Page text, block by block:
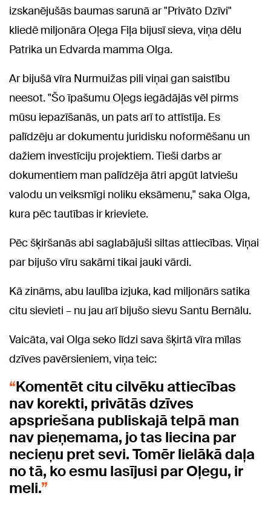
izskanējušās baumas sarunā ar "Privāto Dzīvi"
kliedē miljonāra Oļega Fiļa bijusī sieva, viņa dēlu
Patrika un Edvarda mamma Olga.
Ar bijušā vīra Nurmuižas pili viņai gan saistību
neesot. "Šo īpašumu Oļegs iegādājās vēl pirms
mūsu iepazīšanās, un pats arī to attīstīja. Es
palīdzēju ar dokumentu juridisku noformēšanu un
dažiem investīciju projektiem. Tieši darbs ar
dokumentiem man palīdzēja ātri apgūt latviešu
valodu un veiksmīgi noliku eksāmenu," saka Olga,
kura pēc tautības ir krieviete.
Pēc šķiršanās abi saglabājuši siltas attiecības. Viņai
par bijušo vīru sakāmi tikai jauki vārdi.
Kā zināms, abu laulība izjuka, kad miljonārs satika
citu sievieti – nu jau arī bijušo sievu Santu Bernālu.
Vaicāta, vai Olga seko līdzi sava šķirtā vīra mīlas
dzīves pavērsieniem, viņa teic:
Komentēt citu cilvēku attiecības
nav korekti, privātās dzīves
apspriešana publiskajā telpā man
nav pieņemama, jo tas liecina par
necieņu pret sevi. Tomēr lielākā daļa
no tā, ko esmu lasījusi par Oļegu, ir
meli.